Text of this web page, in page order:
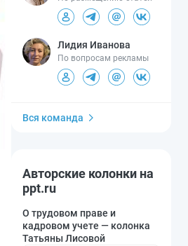
Лидия Иванова
По вопросам рекламы
Вся команда
Авторские колонки на
ppt.ru
О трудовом праве и
кадровом учете — колонка
Татьяны Лисовой